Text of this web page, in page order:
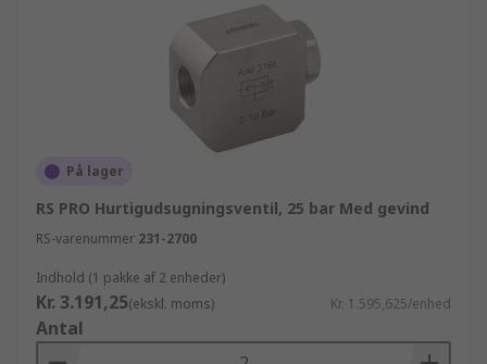
På lager
RS PRO Hurtigudsugningsventil, 25 bar Med gevind
RS-varenummer 231-2700
Indhold (1 pakke af 2 enheder)
Kr. 3.191,25(ekskl. moms) Kr. 1.595,625/enhed
Antal